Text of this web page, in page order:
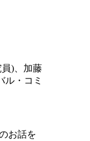
)、加藤
ル・コミ
お話を